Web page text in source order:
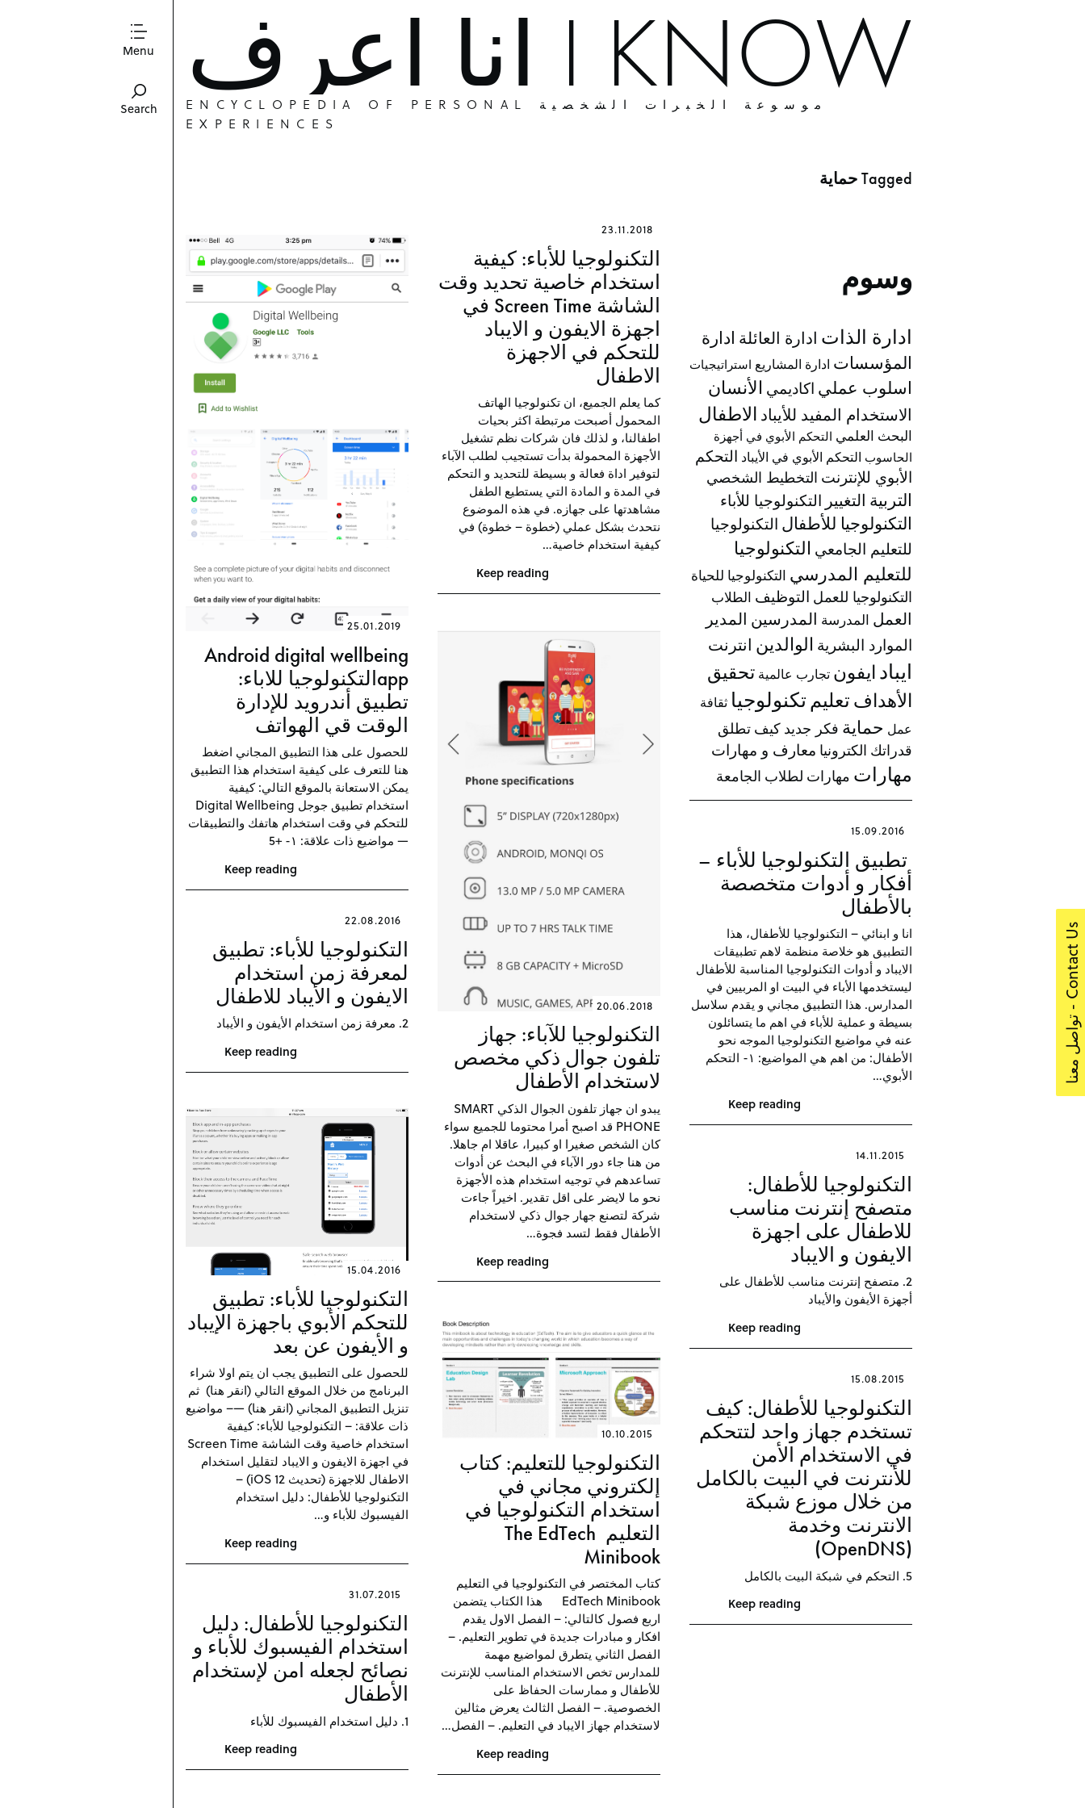
Menu
Search I KNOW أنا أعرف
موسوعة الخبرات الشخصية ENCYCLOPEDIA OF PERSONAL
EXPERIENCES
Taggedحماية
25.01.2019
Android digital wellbeing
appالتكنولوجيا للاباء:
تطبيق أندرويد للإدارة
الوقت قي الهواتف
للحصول على هذا التطبيق المجاني اضغط
هنا للتعرف على كيفية استخدام هذا التطبيق
يمكن الاستعانة بالموقع التالي: كيفية
استخدام تطبيق جوجل Digital Wellbeing
للتحكم في وقت استخدام هاتفك والتطبيقات
— مواضيع ذات علاقة: ١- +5
Keep reading
23.11.2018
التكنولوجيا للأباء: كيفية
استخدام خاصية تحديد وقت
الشاشة Screen Time في
اجهزة الايفون و الايباد
للتحكم في الاجهزة
الاطفال
كما يعلم الجميع، ان تكنولوجيا الهاتف
المحمول أصبحت مرتبطة اكثر بحيات
اطفالنا، و لذلك فان شركات نظم تشغيل
الأجهزة المحمولة بدأت تستجيب لطلب الآباء
لتوفير اداة فعالة و بسيطة للتحديد و التحكم
في المدة و المادة التي يستطيع الطفل
مشاهدتها على جهازه. في هذه الموضوع
نتحدث بشكل عملي (خطوة – خطوة) في
كيفية استخدام خاصية…
Keep reading
وسوم
ادارة الذات ادارة العائلة ادارة
المؤسسات ادارة المشاريع استراتيجيات
اسلوب عملي اكاديمي الأنسان
الاستخدام المفيد للأيباد الاطفال
البحث العلمي التحكم الأبوي في أجهزة
الحاسوب التحكم الأبوي في الأيباد التحكم
الأبوي للإنترنت التخطيط الشخصي
التربية التغيير التكنولوجيا للأباء
التكنولوجيا للأطفال التكنولوجيا
للتعليم الجامعي التكنولوجيا
للتعليم المدرسي التكنولوجيا للحياة
التكنولوجيا للعمل التوظيف الطلاب
العمل المدرسة المدرسين المدير
الموارد البشرية الوالدين انترنت
ايبادايفون تجارب عالمية تحقيق
الأهدافتعليم تكنولوجيا ثقافة
عمل حماية فكر جديدكيف تطلق
قدراتك الكترونيا معارف و مهارات
مهارات مهارات لطلاب الجامعة
20.06.2018
التكنولوجيا للآباء: جهاز
تلفون جوال ذكي مخصص
لاستخدام الأطفال
يبدو ان جهاز تلفون الجوال الذكي SMART
PHONE قد اصبح أمرا محتوما للجميع سواء
كان الشخص صغيرا او كبيرا، عاقلا ام جاهلا.
من هنا جاء دور الآباء في البحث عن أدوات
تساعدهم في توجيه استخدام هذه الأجهزة
نحو ما لايضر على اقل تقدير. اخيراً جاءت
شركة لتصنع جهار جوال ذكي لاستخدام
الأطفال فقط لتسد فجوة…
Keep reading
15.09.2016
تطبيق التكنولوجيا للأباء –
أفكار و أدوات متخصصة
بالأطفال
انا و ابنائي – التكنولوجيا للأطفال، هذا
التطبيق هو خلاصة منظمة لاهم تطبيقات
الايباد و أدوات التكنولوجيا المناسبة للأطفال
ليستخدمها الأباء في البيت او المربيين في
المدارس. هذا التطبيق مجاني و يقدم سلاسل
بسيطة و عملية للأباء في اهم ما يتسائلون
عنه في مواضيع التكنولوجيا الموجه نحو
الأطفال: من اهم هي المواضيع: ١- التحكم
الأبوي…
Keep reading
22.08.2016
التكنولوجيا للأباء : تطبيق
لمعرفة زمن استخدام
الايفون و الأيباد للاطفال
2. معرفة زمن استخدام الأيفون و الأيباد
Keep reading
15.04.2016
التكنولوجيا للأباء: تطبيق
للتحكم الأبوي باجهزة الإيباد
و الأيفون عن بعد
للحصول على التطبيق يجب ان يتم اولا شراء
البرنامج من خلال الموقع التالي (انقر هنا) ثم
تنزيل التطبيق المجاني (انقر هنا) —– مواضيع
ذات علاقة: – التكنولوجيا للأباء: كيفية
استخدام خاصية وقت الشاشة Screen Time
في اجهزة الايفون و الايباد لتقليل استخدام
الاطفال للاجهزة (تحديث iOS 12) –
التكنولوجيا للأطفال: دليل استخدام
الفيسبوك للأباء و…
Keep reading
14.11.2015
التكنولوجيا للأطفال:
متصفح إنترنت مناسب
للاطفال على اجهزة
الايفون و الايباد
2. متصفح إنترنت مناسب للأطفال على
أجهزة الأيفون والأيباد
Keep reading
10.10.2015
التكنولوجيا للتعليم: كتاب
إلكتروني مجاني في
استخدام التكنولوجيا في
التعليم The EdTech
Minibook
كتاب المختصر في التكنولوجيا في التعليم
EdTech Minibook هذا الكتاب يتضمن
اربع فصول كالتالي: – الفصل الاول يقدم
افكار و مبادرات جديدة في تطوير التعليم. –
الفصل الثاني يتطرق لمواضيع مهمة
للمدارس تخص الاستخدام المناسب للإنترنت
للأطفال و ممارسات الحفاظ على
الخصوصية. – الفصل الثالث يعرض مثالين
لاستخدام جهاز الايباد في التعليم. – الفصل…
Keep reading
15.08.2015
التكنولوجيا للأطفال: كيف
تستخدم جهاز واحد لتتحكم
في الاستخدام الأمن
للأنترنت في البيت بالكامل
من خلال موزع شبكة
الانترنت وخدمة
(OpenDNS)
5. التحكم في شبكة البيت بالكامل
Keep reading
31.07.2015
التكنولوجيا للأطفال: دليل
استخدام الفيسبوك للأباء و
نصائح لجعله امن لإستخدام
الأطفال
1. دليل استخدام الفيسبوك للأباء
Keep reading
C
o
n
t
a
c
t
U
s
-
ت
و
ا
ص
ل
م
ع
ن
ا